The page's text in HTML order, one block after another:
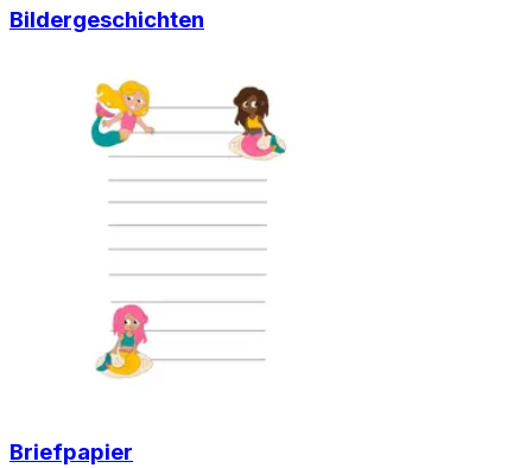
Bildergeschichten
Briefpapier